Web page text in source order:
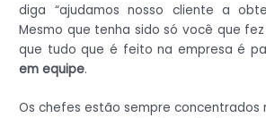
diga “ajudamos nosso cliente a
Mesmo que tenha sido só você que
que tudo que é feito na empresa é
em equipe.
Os chefes estão sempre concentrados